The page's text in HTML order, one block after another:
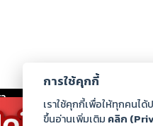
ร่วมงานกับเรา ด
การใช้คุกกี้
เราใช้คุกกี้เพื่อให้ทุกคนไ
ขึ้นอ่านเพิ่มเติม คลิก